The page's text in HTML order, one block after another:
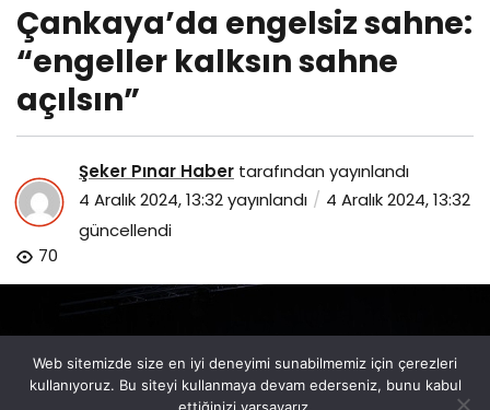
Çankaya’da engelsiz sahne:
“engeller kalksın sahne
açılsın”
Şeker Pınar Haber tarafından yayınlandı
4 Aralık 2024, 13:32yayınlandı
4 Aralık 2024, 13:32
güncellendi
70
Web sitemizde size en iyi deneyimi sunabilmemiz için çerezleri
kullanıyoruz. Bu siteyi kullanmaya devam ederseniz, bunu kabul